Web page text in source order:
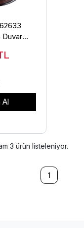
Duvar
Al
3 ürün listeleniyor.
1